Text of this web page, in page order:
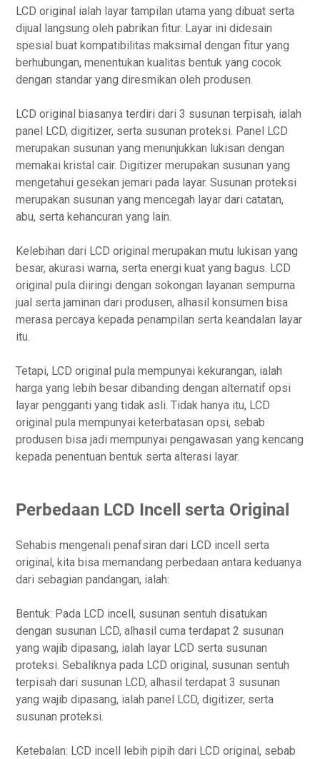
LCD original ialah layar tampilan utama yang dibuat serta
dijual langsung oleh pabrikan fitur. Layar ini didesain
spesial buat kompatibilitas maksimal dengan fitur yang
berhubungan, menentukan kualitas bentuk yang cocok
dengan standar yang diresmikan oleh produsen.
LCD original biasanya terdiri dari 3 susunan terpisah, ialah
panel LCD, digitizer, serta susunan proteksi. Panel LCD
merupakan susunan yang menunjukkan lukisan dengan
memakai kristal cair. Digitizer merupakan susunan yang
mengetahui gesekan jemari pada layar. Susunan proteksi
merupakan susunan yang mencegah layar dari catatan,
abu, serta kehancuran yang lain.
Kelebihan dari LCD original merupakan mutu lukisan yang
besar, akurasi warna, serta energi kuat yang bagus. LCD
original pula diiringi dengan sokongan layanan sempurna
jual serta jaminan dari produsen, alhasil konsumen bisa
merasa percaya kepada penampilan serta keandalan layar
itu.
Tetapi, LCD original pula mempunyai kekurangan, ialah
harga yang lebih besar dibanding dengan alternatif opsi
layar pengganti yang tidak asli. Tidak hanya itu, LCD
original pula mempunyai keterbatasan opsi, sebab
produsen bisa jadi mempunyai pengawasan yang kencang
kepada penentuan bentuk serta alterasi layar.
Perbedaan LCD Incell serta Original
Sehabis mengenali penafsiran dari LCD incell serta
original, kita bisa memandang perbedaan antara keduanya
dari sebagian pandangan, ialah:
Bentuk: Pada LCD incell, susunan sentuh disatukan
dengan susunan LCD, alhasil cuma terdapat 2 susunan
yang wajib dipasang, ialah layar LCD serta susunan
proteksi. Sebaliknya pada LCD original, susunan sentuh
terpisah dari susunan LCD, alhasil terdapat 3 susunan
yang wajib dipasang, ialah panel LCD, digitizer, serta
susunan proteksi.
Ketebalan: LCD incell lebih pipih dari LCD original, sebab